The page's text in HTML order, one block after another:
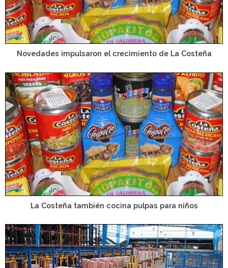
Novedades impulsaron el crecimiento de La Costeña
La Costeña también cocina pulpas para niños